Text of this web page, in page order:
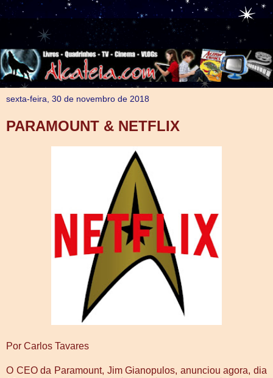
sexta-feira, 30 de novembro de 2018
PARAMOUNT & NETFLIX
Por Carlos Tavares
O CEO da Paramount, Jim Gianopulos, anunciou agora, dia